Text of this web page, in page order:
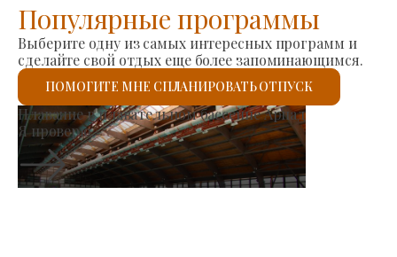
Популярные программы
Выберите одну из самых интересных программ и
сделайте свой отдых еще более запоминающимся.
ПОМОГИТЕ МНЕ СПЛАНИРОВАТЬ ОТПУСК
производителей